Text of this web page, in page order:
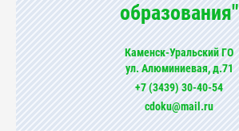
образования"
Каменск-Уральский ГО
ул. Алюминиевая, д.71
+7 (3439) 30-40-54
cdoku@mail.ru